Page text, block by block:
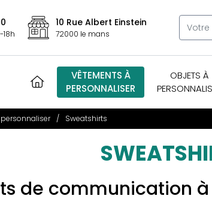
18h
10 Rue Albert Einstein
72000 le mans
VÊTEMENTS À
PERSONNALISER
OBJETS À
Sweatshirts
de communication